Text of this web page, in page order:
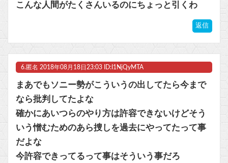
こんな人間がたくさんいるのにちょっと引くわ
返信
6. 匿名 2018年08月18日23:03 ID:I1NjQyMTA
まあでもソニー勢がこういうの出してたら今まで
なら批判してたよな
確かにあいつらのやり方は許容できないけどそう
いう憎むためのあら捜しを過去にやってたって事
だよな
今許容できってるって事はそういう事だろ